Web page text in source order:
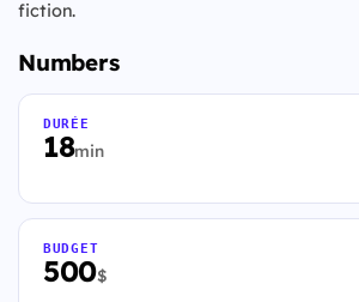
fiction.
Numbers
18min
DURÉE
500$
BUDGET